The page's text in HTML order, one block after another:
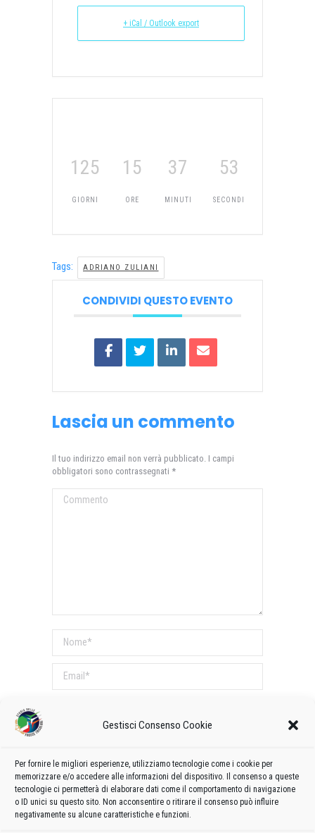
Gestisci Consenso Cookie
Per fornire le migliori esperienze, utilizziamo tecnologie come i cookie per
memorizzare e/o accedere alle informazioni del dispositivo. Il consenso a queste
tecnologie ci permetterà di elaborare dati come il comportamento di navigazione
o ID unici su questo sito. Non acconsentire o ritirare il consenso può influire
negativamente su alcune caratteristiche e funzioni.
+ iCal / Outlook export
125
GIORNI
15
ORE
37
MINUTI
53
SECONDI
Tags: ADRIANO ZULIANI
CONDIVIDI QUESTO EVENTO
Lascia un commento
Il tuo indirizzo email non verrà pubblicato. I campi
obbligatori sono contrassegnati *
Commento
Nome *
Email *
Questo sito utilizza Akismet per ridurre lo spam.
Scopri come vengono elaborati i dati derivati dai
commenti.